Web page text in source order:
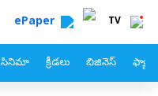
ePaper TV
సినిమా క్రీడలు బిజినెస్